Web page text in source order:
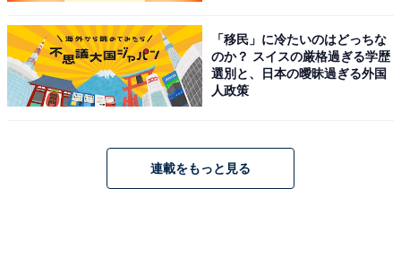
「移民」に冷たいのはどっちな
のか？ スイスの厳格過ぎる学歴
選別と、日本の曖昧過ぎる外国
人政策
連載をもっと見る